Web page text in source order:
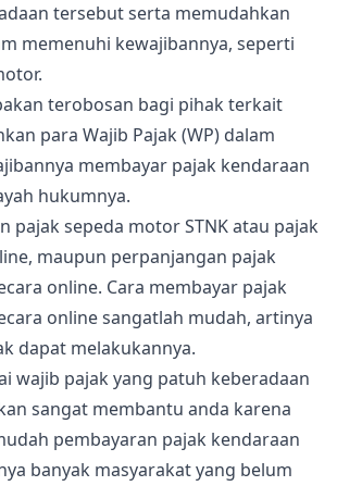
tersebut serta memudahkan
memenuhi kewajibannya, seperti
terobosan bagi pihak terkait
para Wajib Pajak (WP) dalam
membayar pajak kendaraan
hukumnya.
pajak sepeda motor STNK atau pajak
maupun perpanjangan pajak
online. Cara membayar pajak
online sangatlah mudah, artinya
dapat melakukannya.
wajib pajak yang patuh keberadaan
sangat membantu anda karena
pembayaran pajak kendaraan
banyak masyarakat yang belum